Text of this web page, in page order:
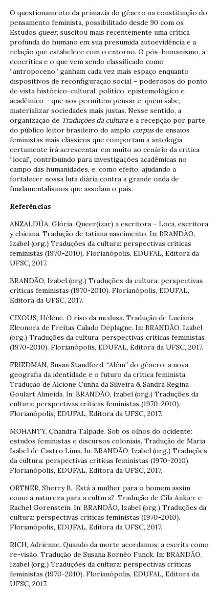
O questionamento da primazia do gênero na constituição do
pensamento feminista, possibilitado desde 90 com os
Estudos queer, suscitou mais recentemente uma crítica
profunda do humano em sua presumida autoevidência e a
relação que estabelece com o entorno. O pós-humanismo, a
ecocrítica e o que vem sendo classificado como
“antropoceno” ganham cada vez mais espaço enquanto
dispositivos de reconfiguração social – poderosos do ponto
de vista histórico-cultural, político, epistemológico e
acadêmico – que nos permitem pensar e, quem sabe,
materializar sociedades mais justas. Nesse sentido, a
organização de Traduções da culturae a recepção por parte
do público leitor brasileiro do amplo corpusde ensaios
feministas mais clássicos que comportam a antologia
certamente irá acrescentar em muito ao cenário da crítica
“local”, contribuindo para investigações acadêmicas no
campo das humanidades, e, como efeito, ajudando a
fortalecer nossa luta diária contra a grande onda de
fundamentalismos que assolam o país.
Referências
ANZALDÚA, Glória. Queer(izar) a escritora – Loca, escritora
y chicana. Tradução de tatiana nascimento. In: BRANDÃO,
Izabel (org.) Traduções da cultura: perspectivas críticas
feministas (1970-2010). Florianópolis, EDUFAL, Editora da
UFSC, 2017.
BRANDÃO, Izabel (org.) Traduções da cultura: perspectivas
críticas feministas (1970-2010). Florianópolis, EDUFAL,
Editora da UFSC, 2017.
CIXOUS, Hélène. O riso da medusa. Tradução de Luciana
Eleonora de Freitas Calado Deplagne. In: BRANDÃO, Izabel
(org.) Traduções da cultura: perspectivas críticas feministas
(1970-2010). Florianópolis, EDUFAL, Editora da UFSC, 2017.
FRIEDMAN, Susan Standford. “Além” do gênero: a nova
geografia da identidade e o futuro da crítica feminista.
Tradução de Alcione Cunha da Silveira & Sandra Regina
Goulart Almeida. In: BRANDÃO, Izabel (org.) Traduções da
cultura: perspectivas críticas feministas (1970-2010).
Florianópolis, EDUFAL, Editora da UFSC, 2017.
MOHANTY, Chandra Talpade. Sob os olhos do ocidente:
estudos feministas e discursos coloniais. Tradução de Maria
Isabel de Castro Lima. In: BRANDÃO, Izabel (org.) Traduções
da cultura: perspectivas críticas feministas (1970-2010).
Florianópolis, EDUFAL, Editora da UFSC, 2017.
ORTNER, Sherry B.. Está a mulher para o homem assim
como a natureza para a cultura?. Tradução de Cila Ankier e
Rachel Gorenstein. In: BRANDÃO, Izabel (org.) Traduções da
cultura: perspectivas críticas feministas (1970-2010).
Florianópolis, EDUFAL, Editora da UFSC, 2017.
RICH, Adrienne. Quando da morte acordamos: a escrita como
re-visão. Tradução de Susana Bornéo Funck. In: BRANDÃO,
Izabel (org.) Traduções da cultura: perspectivas críticas
feministas (1970-2010). Florianópolis, EDUFAL, Editora da
UFSC, 2017.